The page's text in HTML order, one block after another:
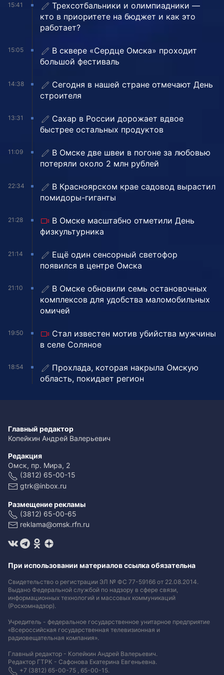
15:41
Трехсотбальники и олимпиадники —
кто в приоритете на бюджет и как это
работает?
15:05
В сквере «Сердце Омска» проходит
большой фестиваль
14:38
Сегодня в нашей стране отмечают День
строителя
13:31
Сахар в России дорожает вдвое
быстрее остальных продуктов
11:09
В Омске две швеи в погоне за любовью
потеряли около 2 млн рублей
22:34
В Красноярском крае садовод вырастил
помидоры-гиганты
21:28
В Омске масштабно отметили День
физкультурника
21:14
Ещё один сенсорный светофор
появился в центре Омска
21:10
В Омске обновили семь остановочных
комплексов для удобства маломобильных
омичей
19:50
Стал известен мотив убийства мужчины
в селе Соляное
18:54
Прохлада, которая накрыла Омскую
область, покидает регион
Главный редактор
Копейкин Андрей Валерьевич
Редакция
Омск, пр. Мира, 2
(3812) 65-00-15
gtrk@inbox.ru
Размещение рекламы
(3812) 65-00-65
reklama@omsk.rfn.ru
При использовании материалов ссылка обязательна
Свидетельство о регистрации ЭЛ № ФС 77-59166 от 22.08.2014.
Выдано Федеральной службой по надзору в сфере связи,
информационных технологий и массовых коммуникаций
(Роскомнадзор).
Учредитель - федеральное государственное унитарное предприятие
«Всероссийская государственная телевизионная и
радиовещательная компания».
Главный редактор - Копейкин Андрей Валерьевич.
Редактор ГТРК - Сафонова Екатерина Евгеньевна.
+7 (3812) 65-00-75 , 65-00-15.